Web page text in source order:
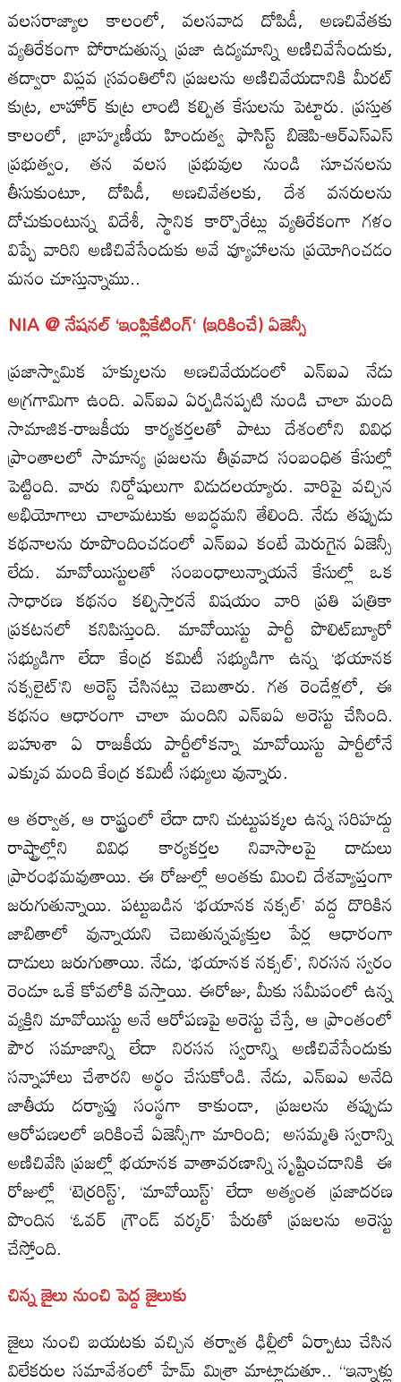
వలసరాజ్యాల కాలంలో, వలసవాద దోపిడీ, అణచివేతకు
వ్యతిరేకంగా పోరాడుతున్న ప్రజా ఉద్యమాన్ని అణిచివేసేందుకు,
తద్వారా విప్లవ స్రవంతిలోని ప్రజలను అణిచివేయడానికి మీరట్
కుట్ర, లాహోర్ కుట్ర లాంటి కల్పిత కేసులను పెట్టారు. ప్రస్తుత
కాలంలో, బ్రాహ్మణీయ హిందుత్వ ఫాసిస్ట్ బిజెపి-ఆర్‌ఎస్‌ఎస్
ప్రభుత్వం, తన వలస ప్రభువుల నుండి సూచనలను
తీసుకుంటూ, దోపిడీ, అణచివేతలకు, దేశ వనరులను
దోచుకుంటున్న విదేశీ, స్థానిక కార్పొరేట్లు వ్యతిరేకంగా గళం
విప్పే వారిని అణిచివేసేందుకు అవే వ్యూహాలను ప్రయోగించడం
మనం చూస్తున్నాము..
NIA@నేషనల్‘ఇంప్లికేటింగ్‘(ఇరికించే)ఏజెన్సీ
ప్రజాస్వామిక హక్కులను అణచివేయడంలో ఎన్‌ఐఎ నేడు
అగ్రగామిగా ఉంది. ఎన్‌ఐఎ ఏర్పడినప్పటి నుండి చాలా మంది
సామాజిక-రాజకీయ కార్యకర్తలతో పాటు దేశంలోని వివిధ
ప్రాంతాలలో సామాన్య ప్రజలను తీవ్రవాద సంబంధిత కేసుల్లో
పెట్టింది. వారు నిర్దోషులుగా విడుదలయ్యారు. వారిపై వచ్చిన
అభియోగాలు చాలామటుకు అబద్ధమని తేలింది. నేడు తప్పుడు
కథనాలను రూపొందించడంలో ఎన్‌ఐఎ కంటే మెరుగైన ఏజెన్సీ
లేదు. మావోయిస్టులతో సంబంధాలున్నాయనే కేసుల్లో ఒక
సాధారణ కథనం కల్పిస్తారనే విషయం వారి ప్రతి పత్రికా
ప్రకటనలో కనిపిస్తుంది. మావోయిస్టు పార్టీ పొలిట్‌బ్యూరో
సభ్యుడిగా లేదా కేంద్ర కమిటీ సభ్యుడిగా ఉన్న ‘భయానక
నక్సలైట్’ని అరెస్ట్ చేసినట్లు చెబుతారు. గత రెండేళ్లలో, ఈ
కథనం ఆధారంగా చాలా మందిని ఎన్‌ఐఏ అరెస్టు చేసింది.
బహుశా ఏ రాజకీయ పార్టీలోకన్నా మావోయిస్టు పార్టీలోనే
ఎక్కువ మంది కేంద్ర కమిటీ సభ్యులు వున్నారు.
ఆ తర్వాత, ఆ రాష్ట్రంలో లేదా దాని చుట్టుపక్కల ఉన్న సరిహద్దు
రాష్ట్రాల్లోని వివిధ కార్యకర్తల నివాసాలపై దాడులు
ప్రారంభమవుతాయి. ఈ రోజుల్లో అంతకు మించి దేశవ్యాప్తంగా
జరుగుతున్నాయి. పట్టుబడిన ‘భయానక నక్సల్’ వద్ద దొరికిన
జాబితాలో వున్నాయని చెబుతున్నవ్యక్తుల పేర్ల ఆధారంగా
దాడులు జరుగుతాయి. నేడు, ‘భయానక నక్సల్’, నిరసన స్వరం
రెండూ ఒకే కోవలోకి వస్తాయి. ఈరోజు, మీకు సమీపంలో ఉన్న
వ్యక్తిని మావోయిస్టు అనే ఆరోపణపై అరెస్టు చేస్తే, ఆ ప్రాంతంలో
పౌర సమాజాన్ని లేదా నిరసన స్వరాన్ని అణిచివేసేందుకు
సన్నాహాలు చేశారని అర్థం చేసుకోండి. నేడు, ఎన్‌ఐ‌ఎ అనేది
జాతీయ దర్యాప్తు సంస్థగా కాకుండా, ప్రజలను తప్పుడు
ఆరోపణలలో ఇరికించే ఏజెన్సీగా మారింది; అసమ్మతి స్వరాన్ని
అణిచివేసి ప్రజల్లో భయానక వాతావరణాన్ని సృష్టించడానికి ఈ
రోజుల్లో ‘టెర్రరిస్ట్’, ‘మావోయిస్ట్’ లేదా అత్యంత ప్రజాదరణ
పొందిన ‘ఓవర్ గ్రౌండ్ వర్కర్’ పేరుతో ప్రజలను అరెస్టు
చేస్తోంది.
చిన్న జైలు నుంచి పెద్ద జైలుకు
జైలు నుంచి బయటకు వచ్చిన తర్వాత ఢిల్లీలో ఏర్పాటు చేసిన
విలేకరుల సమావేశంలో హేమ్ మిశ్రా మాట్లాడుతూ.. “ఇన్నాళ్లు